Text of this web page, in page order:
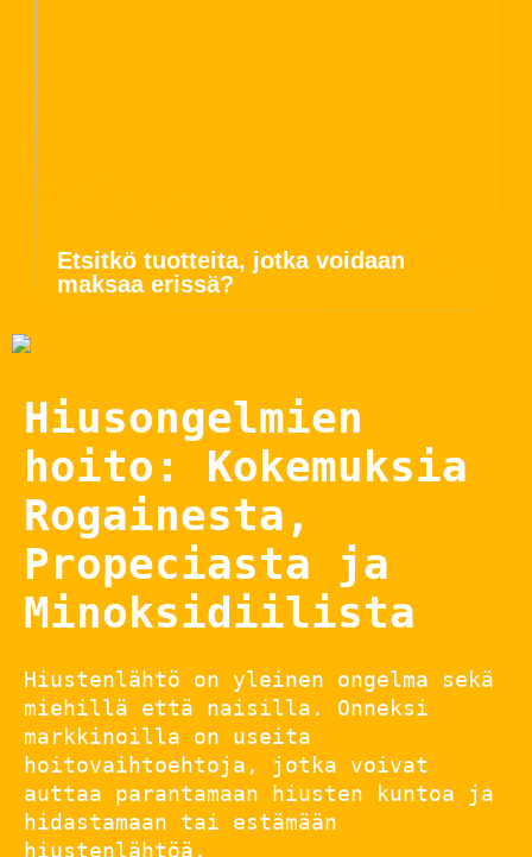
Etsitkö tuotteita, jotka voidaan
maksaa erissä?
Hiusongelmien
hoito: Kokemuksia
Rogainesta,
Propeciasta ja
Minoksidiilista
Hiustenlähtö on yleinen ongelma sekä
miehillä että naisilla. Onneksi
markkinoilla on useita
hoitovaihtoehtoja, jotka voivat
auttaa parantamaan hiusten kuntoa ja
hidastamaan tai estämään
hiustenlähtöä.